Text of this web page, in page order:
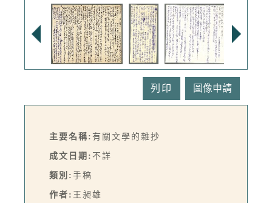
列印
主要名稱: 有關文學的雜抄
成文日期: 不詳
類別: 手稿
作者: 王昶雄